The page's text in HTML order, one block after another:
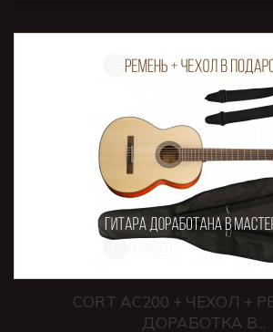
CORT AC200 + ЧЕХОЛ +
ДОРАБОТКА В...